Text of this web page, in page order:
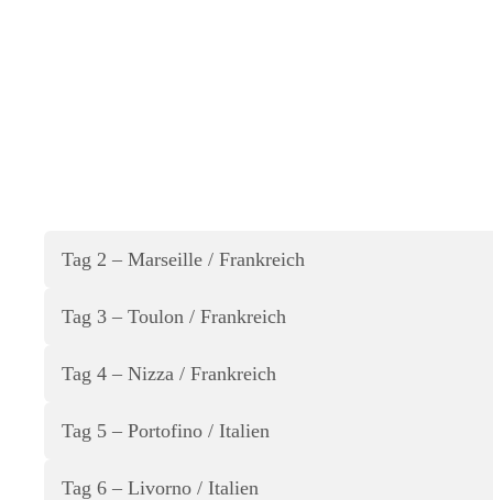
Tag 2 – Marseille / Frankreich
Tag 3 – Toulon / Frankreich
Tag 4 – Nizza / Frankreich
Tag 5 – Portofino / Italien
Tag 6 – Livorno / Italien